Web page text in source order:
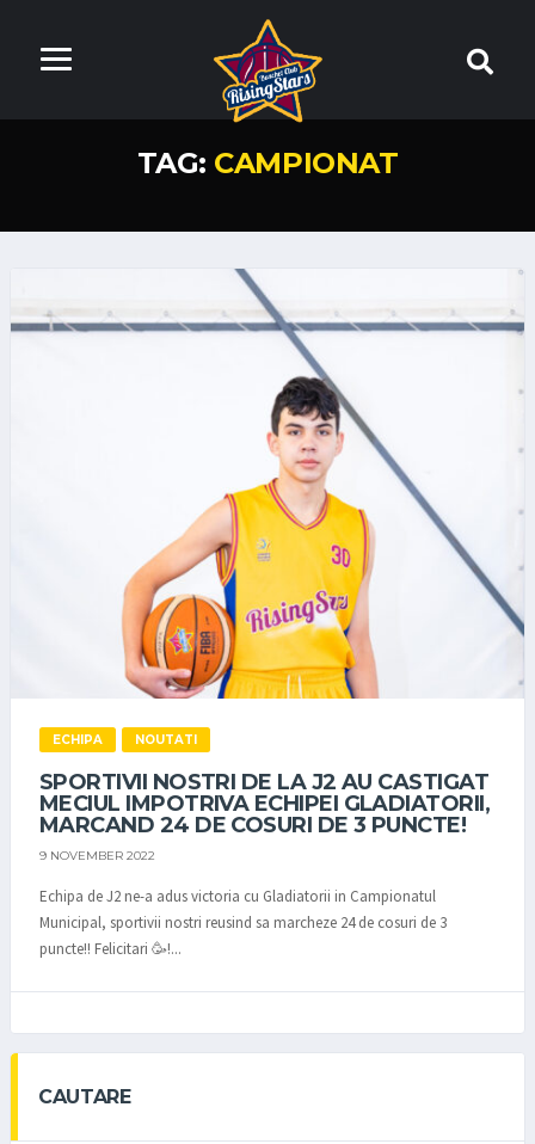
TAG: CAMPIONAT
ECHIPA NOUTATI
SPORTIVII NOSTRI DE LA J2 AU CASTIGAT
MECIUL IMPOTRIVA ECHIPEI GLADIATORII,
MARCAND 24 DE COSURI DE 3 PUNCTE!
9 NOVEMBER 2022
Echipa de J2 ne-a adus victoria cu Gladiatorii in Campionatul
Municipal, sportivii nostri reusind sa marcheze 24 de cosuri de 3
puncte!! Felicitari 🥳!...
CAUTARE